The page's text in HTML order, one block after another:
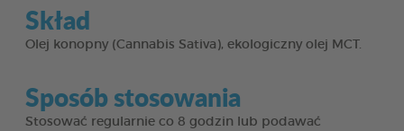
Skład
Olej konopny (Cannabis Sativa), ekologiczny olej MCT.
Sposób stosowania
Stosować regularnie co 8 godzin lub podawać